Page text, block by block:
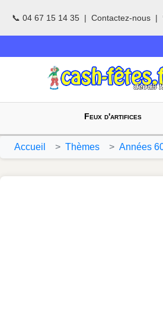
📞 04 67 15 14 35 | Contactez-nous |
Feux d'artifices
Accueil Thèmes Années